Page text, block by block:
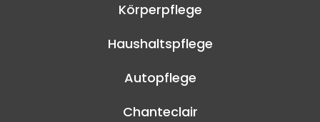
Körperpflege
Haushaltspflege
Autopflege
Chanteclair